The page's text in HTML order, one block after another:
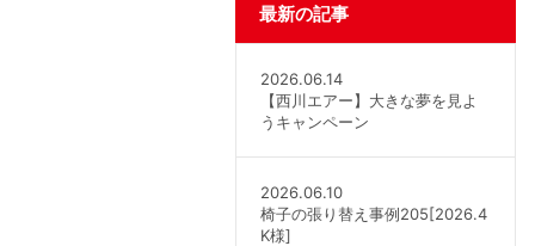
最新の記事
2026.06.14
【西川エアー】大きな夢を見よ
うキャンペーン
2026.06.10
椅子の張り替え事例205[2026.4
K様]